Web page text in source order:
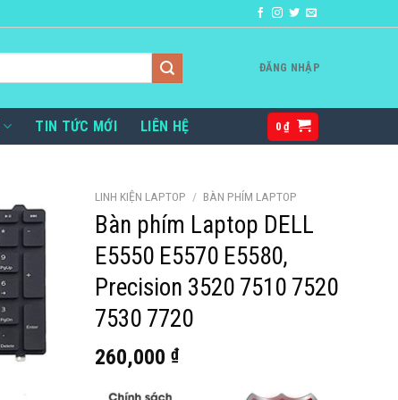
ĐĂNG NHẬP
TIN TỨC MỚI LIÊN HỆ 0₫
LINH KIỆN LAPTOP / BÀN PHÍM LAPTOP
Bàn phím Laptop DELL
E5550 E5570 E5580,
Precision 3520 7510 7520
7530 7720
260,000 ₫